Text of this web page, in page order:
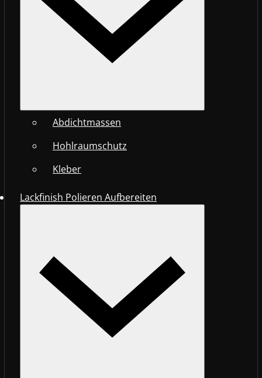
Abdichtmassen
Hohlraumschutz
Kleber
Lackfinish Polieren Aufbereiten